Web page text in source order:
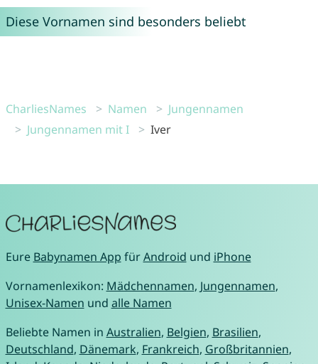
Diese Vornamen sind besonders beliebt
CharliesNames Namen
Jungennamen
Jungennamen mit I
Iver
Eure Babynamen App fürAndroid und iPhone
Vornamenlexikon: Mädchennamen, Jungennamen,
Unisex-Namen und alle Namen
Beliebte Namen in Australien, Belgien, Brasilien,
Deutschland, Dänemark, Frankreich, Großbritannien,